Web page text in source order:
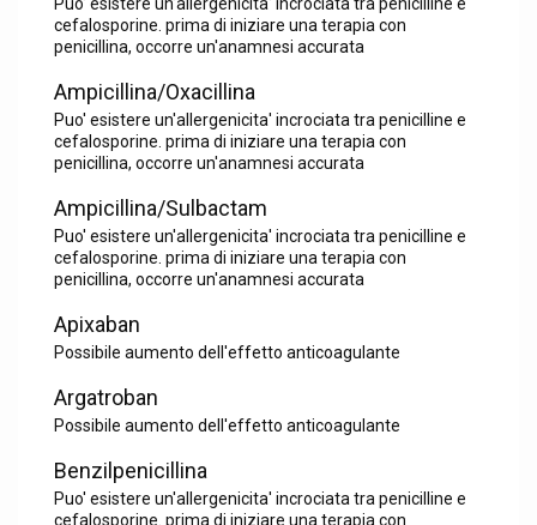
cefalosporine. prima di iniziare una terapia con
penicillina, occorre un'anamnesi accurata
Ampicillina/Oxacillina
Puo' esistere un'allergenicita' incrociata tra penicilline e
cefalosporine. prima di iniziare una terapia con
penicillina, occorre un'anamnesi accurata
Ampicillina/Sulbactam
Puo' esistere un'allergenicita' incrociata tra penicilline e
cefalosporine. prima di iniziare una terapia con
penicillina, occorre un'anamnesi accurata
Apixaban
Possibile aumento dell'effetto anticoagulante
Argatroban
Possibile aumento dell'effetto anticoagulante
Benzilpenicillina
Puo' esistere un'allergenicita' incrociata tra penicilline e
cefalosporine. prima di iniziare una terapia con